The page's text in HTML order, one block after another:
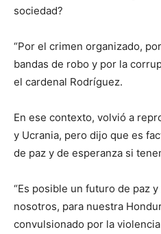
sociedad?
“Por el crimen organizado,
bandas de robo y por la
el cardenal Rodríguez.
En ese contexto, volvió a
y Ucrania, pero dijo que es
de paz y de esperanza si
“Es posible un futuro de paz
nosotros, para nuestra
convulsionado por la